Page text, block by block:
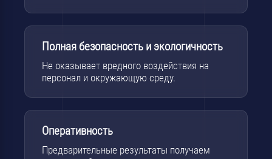
Полная безопасность и экологичность
Не оказывает вредного воздействия на
персонал и окружающую среду.
Оперативность
Предварительные результаты получаем